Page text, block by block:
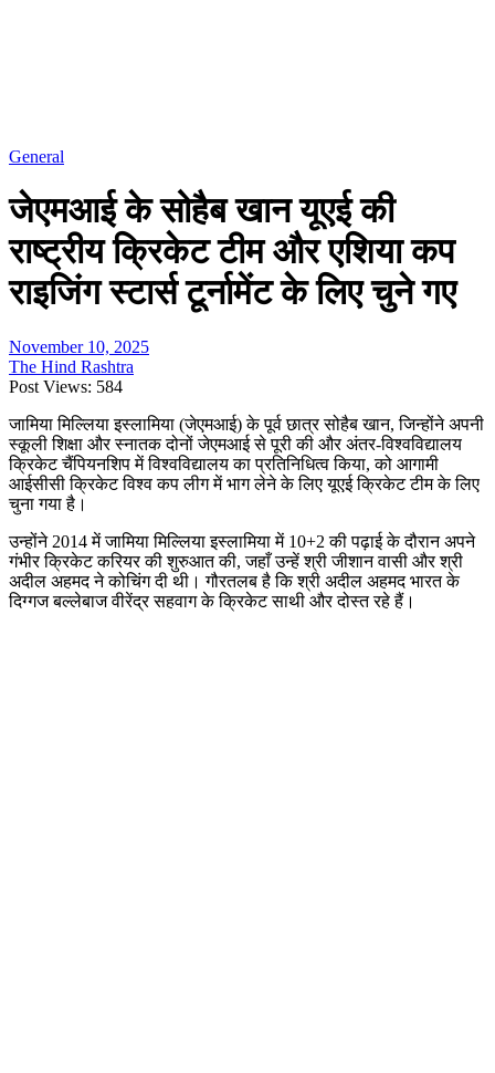
General
जेएमआई के सोहैब खान यूएई की
राष्ट्रीय क्रिकेट टीम और एशिया कप
राइजिंग स्टार्स टूर्नामेंट के लिए चुने गए
November 10, 2025
The Hind Rashtra
Post Views: 584
जामिया मिल्लिया इस्लामिया (जेएमआई) के पूर्व छात्र सोहैब खान, जिन्होंने अपनी
स्कूली शिक्षा और स्नातक दोनों जेएमआई से पूरी की और अंतर-विश्वविद्यालय
क्रिकेट चैंपियनशिप में विश्वविद्यालय का प्रतिनिधित्व किया, को आगामी
आईसीसी क्रिकेट विश्व कप लीग में भाग लेने के लिए यूएई क्रिकेट टीम के लिए
चुना गया है।
उन्होंने 2014 में जामिया मिल्लिया इस्लामिया में 10+2 की पढ़ाई के दौरान अपने
गंभीर क्रिकेट करियर की शुरुआत की, जहाँ उन्हें श्री जीशान वासी और श्री
अदील अहमद ने कोचिंग दी थी। गौरतलब है कि श्री अदील अहमद भारत के
दिग्गज बल्लेबाज वीरेंद्र सहवाग के क्रिकेट साथी और दोस्त रहे हैं।